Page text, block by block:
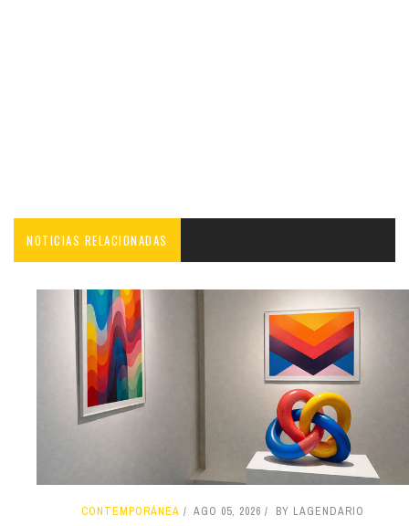
NOTICIAS RELACIONADAS
CONTEMPORÁNEA AGO 05, 2026 BY LAGENDARIO